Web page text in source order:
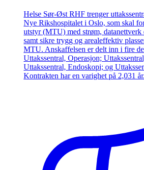
Helse Sør-Øst RHF trenger
Nye Rikshospitalet i Oslo, som skal
utstyr (MTU) med strøm, datanettverk
samt sikre trygg og arealeffektiv
MTU. Anskaffelsen er delt inn i fire
Uttakssentral, Operasjon;
Uttakssentral, Endoskopi; og
Kontrakten har en varighet på 2,031 år.